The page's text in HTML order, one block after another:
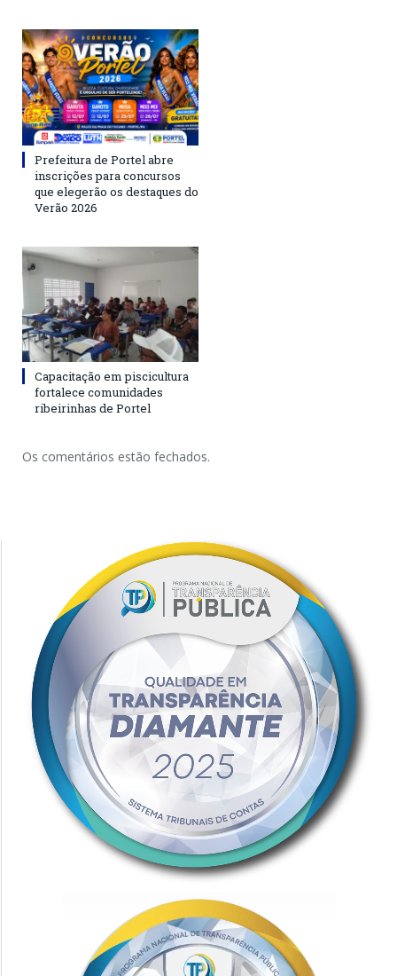
Prefeitura de Portel abre
inscrições para concursos
que elegerão os destaques do
Verão 2026
Capacitação em piscicultura
fortalece comunidades
ribeirinhas de Portel
Os comentários estão fechados.